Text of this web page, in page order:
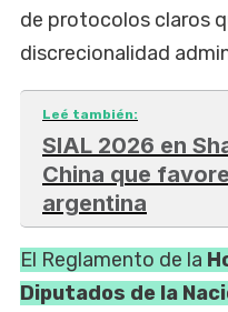
de protocolos claros
discrecionalidad
Leé también:
SIAL 2026 en
China que
argentina
El Reglamento de la
Diputados de la